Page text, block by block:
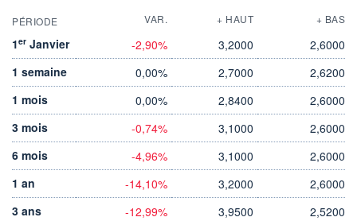
PÉRIODE VAR. + HAUT + BAS
1er Janvier -2,90% 3,2000
2,6000
1 semaine
0,00% 2,7000
2,6200
1 mois
0,00% 2,8400
2,6000
3 mois
-0,74% 3,1000
2,6000
6 mois
-4,96% 3,1000
2,6000
1 an
-14,10% 3,2000
2,6000
3 ans
-12,99% 3,9500
2,5200